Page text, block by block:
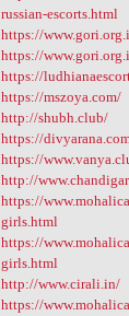
russian-escorts.html
https://
https://
https://
https://mszoya.com/
http://shubh.club/
https://
https://
http://
https://
girls.html
https://
girls.html
http://www.cirali.in/
https://